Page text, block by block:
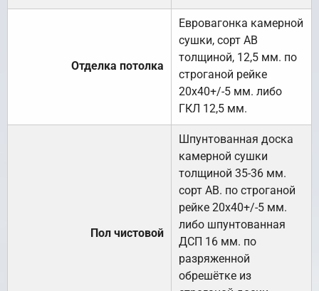
Отделка потолка
Евровагонка камерной
сушки, сорт АВ
толщиной, 12,5 мм. по
строганой рейке
20х40+/-5 мм. либо
ГКЛ 12,5 мм.
Пол чистовой
Шпунтованная доска
камерной сушки
толщиной 35-36 мм.
сорт АВ. по строганой
рейке 20х40+/-5 мм.
либо шпунтованная
ДСП 16 мм. по
разряженной
обрешётке из